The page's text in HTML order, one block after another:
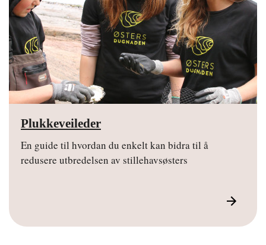
Plukkeveileder
En guide til hvordan du enkelt kan bidra til å
redusere utbredelsen av stillehavsøsters